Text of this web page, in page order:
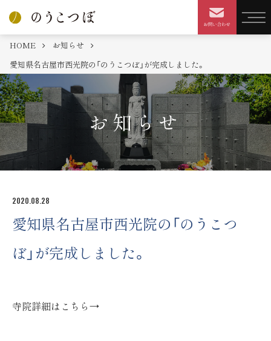
HOME
お知らせ
愛知県名古屋市西光院の「のうこつぼ」が完成しました。
お知らせ
2020.08.28
愛知県名古屋市西光院の「のうこつ
ぼ」が完成しました。
寺院詳細はこちら→